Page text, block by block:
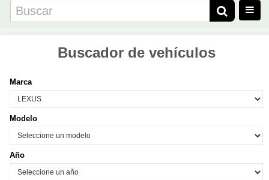
Buscador de vehículos
Marca
Modelo
Año